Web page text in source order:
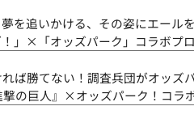
夢を追いかける、その姿にエールを
！」×「オッズパーク」コラボプ
ば勝てない！調査兵団がオッズ
撃の巨人』×オッズパーク！コラ